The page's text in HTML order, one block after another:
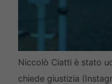
Niccolò Ciatti è stato
chiede giustizia